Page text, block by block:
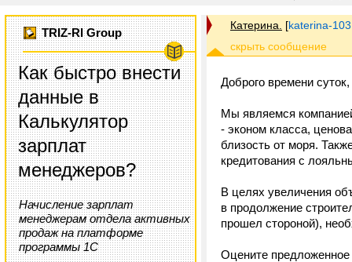
TRIZ-RI Group
Как быстро внести
данные в
Калькулятор
зарплат
менеджеров?
Начисление зарплат
менеджерам отдела активных
продаж на платформе
программы 1С
Катерина. [katerina-
Доброго времени
Мы являемся
- эконом класса,
близость от моря.
кредитования с
В целях увеличения
в продолжение
прошел стороной),
Оцените предложенное